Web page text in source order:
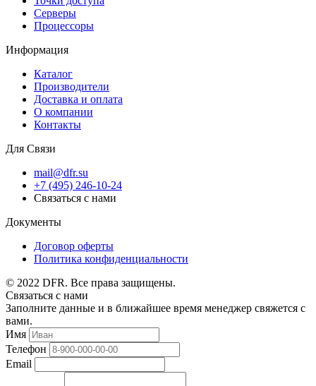
Серверы
Процессоры
Информация
Каталог
Производители
Доставка и оплата
О компании
Контакты
Для Связи
mail@dfr.su
+7 (495) 246-10-24
Связаться с нами
Документы
Договор оферты
Политика конфиденциальности
© 2022 DFR. Все права защищены.
Связаться с нами
Заполните данные и в ближайшее время менеджер свяжется с
вами.
Имя
Телефон
Email